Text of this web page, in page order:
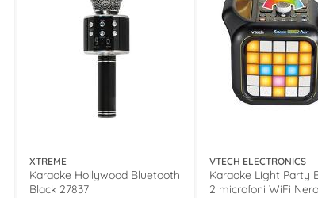
XTREME
Karaoke Hollywood Bluetooth
Black 27837
VTECH ELECTRONICS
Karaoke Light Party
2 microfoni WiFi